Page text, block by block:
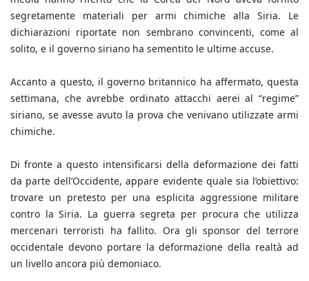
segretamente materiali per armi chimiche alla Siria. Le
dichiarazioni riportate non sembrano convincenti, come al
solito, e il governo siriano ha sementito le ultime accuse.
Accanto a questo, il governo britannico ha affermato, questa
settimana, che avrebbe ordinato attacchi aerei al “regime”
siriano, se avesse avuto la prova che venivano utilizzate armi
chimiche.
Di fronte a questo intensificarsi della deformazione dei fatti
da parte dell’Occidente, appare evidente quale sia l’obiettivo:
trovare un pretesto per una esplicita aggressione militare
contro la Siria. La guerra segreta per procura che utilizza
mercenari terroristi ha fallito. Ora gli sponsor del terrore
occidentale devono portare la deformazione della realtà ad
un livello ancora più demoniaco.